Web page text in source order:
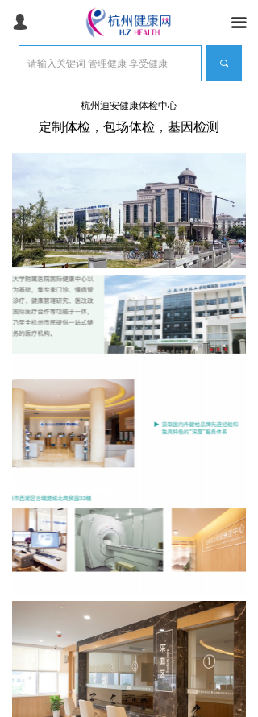
끀
首页
体检常识
医美抗衰
医疗旅游
产品服务
团检预约
넙
끠
杭州迪安健康体检中心
定制体检，包场体检，基因检测